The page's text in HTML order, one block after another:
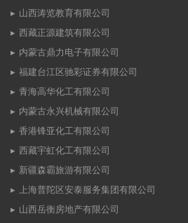
山西涛览教育有限公司
西藏正源建筑有限公司
内蒙古鼎力电子有限公司
福建台江区驰彩证券有限公司
青海高华化工有限公司
内蒙古永兴机械有限公司
香港锋亚化工有限公司
西藏宇虹化工有限公司
新疆森霸旅游有限公司
上海普陀区安泰服务集团有限公司
山西岳衡房地产有限公司